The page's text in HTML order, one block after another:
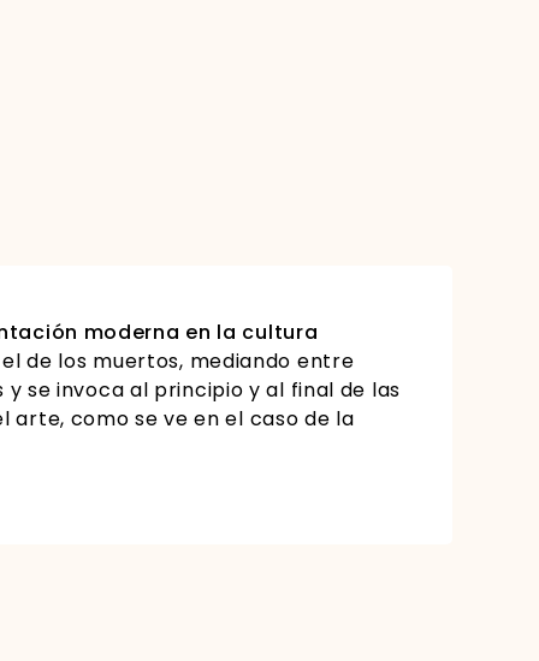
moderna en la cultura
de los muertos, mediando entre
y se invoca al principio y al final de las
arte, como se ve en el caso de la